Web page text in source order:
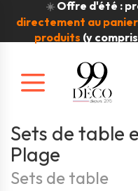
☀️ Offre d'été :
directement au
produits (y
Sets de table
Plage
Sets de table